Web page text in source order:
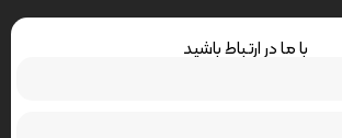
با ما در ارتباط باشید